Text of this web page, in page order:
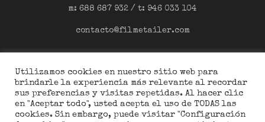
m: 688 687 932 / t: 946 033 104
contacto@filmetailer.com
Twitter
Instagram
Utilizamos cookies en nuestro sitio web para
brindarle la experiencia más relevante al recordar
sus preferencias y visitas repetidas. Al hacer clic
en "Aceptar todo", usted acepta el uso de TODAS las
cookies. Sin embargo, puede visitar "Configuración